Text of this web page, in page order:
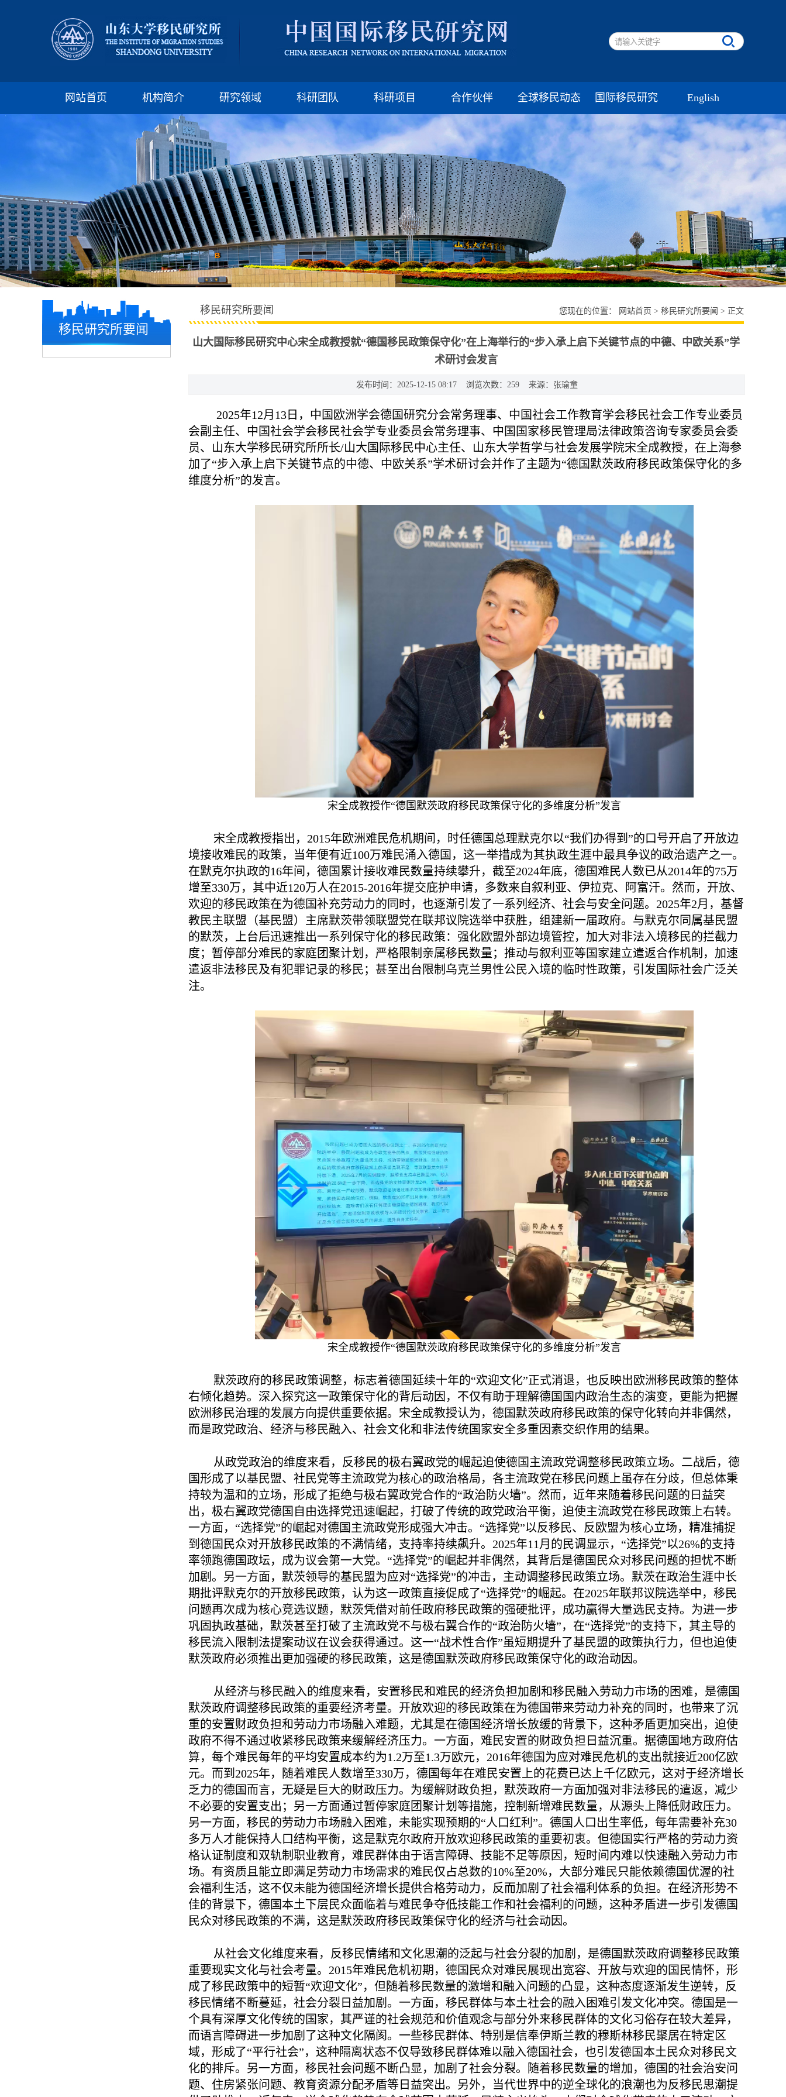
网站首页 机构简介 研究领域 科研团队 科研项目 合作伙伴 全球移民动态 国际移民研究 English
移民研究所要闻
移民研究所要闻 您现在的位置： 网站首页 > 移民研究所要闻 > 正文
山大国际移民研究中心宋全成教授就“德国移民政策保守化”在上海举行的“步入承上启下关键节点的中德、中欧关系”学
术研讨会发言
发布时间：2025-12-15 08:17 浏览次数： 259来源：张瑜童
2025年12月13日，中国欧洲学会德国研究分会常务理事、中国社会工作教育学会移民社会工作专业委员
会副主任、中国社会学会移民社会学专业委员会常务理事、中国国家移民管理局法律政策咨询专家委员会委
员、山东大学移民研究所所长/山大国际移民中心主任、山东大学哲学与社会发展学院宋全成教授，在上海参
加了“步入承上启下关键节点的中德、中欧关系”学术研讨会并作了主题为“德国默茨政府移民政策保守化的多
维度分析”的发言。
宋全成教授作“德国默茨政府移民政策保守化的多维度分析”发言
宋全成教授指出，2015年欧洲难民危机期间，时任德国总理默克尔以“我们办得到”的口号开启了开放边
境接收难民的政策，当年便有近100万难民涌入德国，这一举措成为其执政生涯中最具争议的政治遗产之一。
在默克尔执政的16年间，德国累计接收难民数量持续攀升，截至2024年底，德国难民人数已从2014年的75万
增至330万，其中近120万人在2015-2016年提交庇护申请，多数来自叙利亚、伊拉克、阿富汗。然而，开放、
欢迎的移民政策在为德国补充劳动力的同时，也逐渐引发了一系列经济、社会与安全问题。2025年2月，基督
教民主联盟（基民盟）主席默茨带领联盟党在联邦议院选举中获胜，组建新一届政府。与默克尔同属基民盟
的默茨，上台后迅速推出一系列保守化的移民政策：强化欧盟外部边境管控，加大对非法入境移民的拦截力
度；暂停部分难民的家庭团聚计划，严格限制亲属移民数量；推动与叙利亚等国家建立遣返合作机制，加速
遣返非法移民及有犯罪记录的移民；甚至出台限制乌克兰男性公民入境的临时性政策，引发国际社会广泛关
注。
宋全成教授作“德国默茨政府移民政策保守化的多维度分析”发言
默茨政府的移民政策调整，标志着德国延续十年的“欢迎文化”正式消退，也反映出欧洲移民政策的整体
右倾化趋势。深入探究这一政策保守化的背后动因，不仅有助于理解德国国内政治生态的演变，更能为把握
欧洲移民治理的发展方向提供重要依据。宋全成教授认为，德国默茨政府移民政策的保守化转向并非偶然，
而是政党政治、经济与移民融入、社会文化和非法传统国家安全多重因素交织作用的结果。
从政党政治的维度来看，反移民的极右翼政党的崛起迫使德国主流政党调整移民政策立场。二战后，德
国形成了以基民盟、社民党等主流政党为核心的政治格局，各主流政党在移民问题上虽存在分歧，但总体秉
持较为温和的立场，形成了拒绝与极右翼政党合作的“政治防火墙”。然而，近年来随着移民问题的日益突
出，极右翼政党德国自由选择党迅速崛起，打破了传统的政党政治平衡，迫使主流政党在移民政策上右转。
一方面，“选择党”的崛起对德国主流政党形成强大冲击。“选择党”以反移民、反欧盟为核心立场，精准捕捉
到德国民众对开放移民政策的不满情绪，支持率持续飙升。2025年11月的民调显示，“选择党”以26%的支持
率领跑德国政坛，成为议会第一大党。“选择党”的崛起并非偶然，其背后是德国民众对移民问题的担忧不断
加剧。另一方面，默茨领导的基民盟为应对“选择党”的冲击，主动调整移民政策立场。默茨在政治生涯中长
期批评默克尔的开放移民政策，认为这一政策直接促成了“选择党”的崛起。在2025年联邦议院选举中，移民
问题再次成为核心竞选议题，默茨凭借对前任政府移民政策的强硬批评，成功赢得大量选民支持。为进一步
巩固执政基础，默茨甚至打破了主流政党不与极右翼合作的“政治防火墙”，在“选择党”的支持下，其主导的
移民流入限制法提案动议在议会获得通过。这一“战术性合作”虽短期提升了基民盟的政策执行力，但也迫使
默茨政府必须推出更加强硬的移民政策，这是德国默茨政府移民政策保守化的政治动因。
从经济与移民融入的维度来看，安置移民和难民的经济负担加剧和移民融入劳动力市场的困难，是德国
默茨政府调整移民政策的重要经济考量。开放欢迎的移民政策在为德国带来劳动力补充的同时，也带来了沉
重的安置财政负担和劳动力市场融入难题，尤其是在德国经济增长放缓的背景下，这种矛盾更加突出，迫使
政府不得不通过收紧移民政策来缓解经济压力。一方面，难民安置的财政负担日益沉重。据德国地方政府估
算，每个难民每年的平均安置成本约为1.2万至1.3万欧元，2016年德国为应对难民危机的支出就接近200亿欧
元。而到2025年，随着难民人数增至330万，德国每年在难民安置上的花费已达上千亿欧元，这对于经济增长
乏力的德国而言，无疑是巨大的财政压力。为缓解财政负担，默茨政府一方面加强对非法移民的遣返，减少
不必要的安置支出；另一方面通过暂停家庭团聚计划等措施，控制新增难民数量，从源头上降低财政压力。
另一方面，移民的劳动力市场融入困难，未能实现预期的“人口红利”。德国人口出生率低，每年需要补充30
多万人才能保持人口结构平衡，这是默克尔政府开放欢迎移民政策的重要初衷。但德国实行严格的劳动力资
格认证制度和双轨制职业教育，难民群体由于语言障碍、技能不足等原因，短时间内难以快速融入劳动力市
场。有资质且能立即满足劳动力市场需求的难民仅占总数的10%至20%，大部分难民只能依赖德国优渥的社
会福利生活，这不仅未能为德国经济增长提供合格劳动力，反而加剧了社会福利体系的负担。在经济形势不
佳的背景下，德国本土下层民众面临着与难民争夺低技能工作和社会福利的问题，这种矛盾进一步引发德国
民众对移民政策的不满，这是默茨政府移民政策保守化的经济与社会动因。
从社会文化维度来看，反移民情绪和文化思潮的泛起与社会分裂的加剧，是德国默茨政府调整移民政策
重要现实文化与社会考量。2015年难民危机初期，德国民众对难民展现出宽容、开放与欢迎的国民情怀，形
成了移民政策中的短暂“欢迎文化”，但随着移民数量的激增和融入问题的凸显，这种态度逐渐发生逆转，反
移民情绪不断蔓延，社会分裂日益加剧。一方面，移民群体与本土社会的融入困难引发文化冲突。德国是一
个具有深厚文化传统的国家，其严谨的社会规范和价值观念与部分外来移民群体的文化习俗存在较大差异，
而语言障碍进一步加剧了这种文化隔阂。一些移民群体、特别是信奉伊斯兰教的穆斯林移民聚居在特定区
域，形成了“平行社会”，这种隔离状态不仅导致移民群体难以融入德国社会，也引发德国本土民众对移民文
化的排斥。另一方面，移民社会问题不断凸显，加剧了社会分裂。随着移民数量的增加，德国的社会治安问
题、住房紧张问题、教育资源分配矛盾等日益突出。另外，当代世界中的逆全球化的浪潮也为反移民思潮提
版权所有：山东大学移民研究所 济南市山大南路27号
邮编:250100 电话:(86)-531-88377009 Email: imssdu@126.com